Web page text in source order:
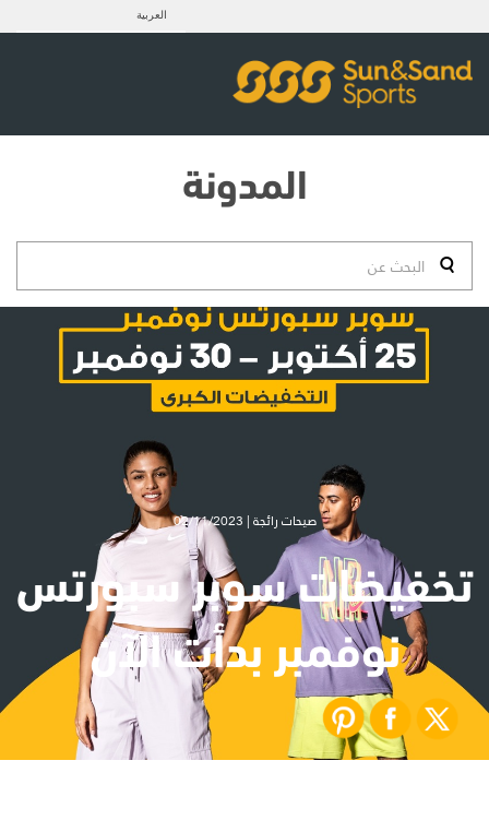
العربية
المدونة
صيحات رائجة | 02/11/2023
تخفيضات سوبر سبورتس
نوفمبر بدأت الآن